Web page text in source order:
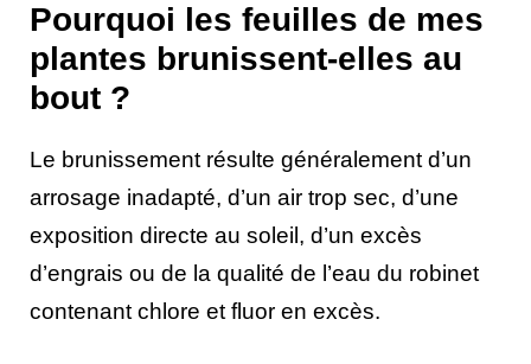
Pourquoi les feuilles de mes
plantes brunissent-elles au
bout ?
Le brunissement résulte généralement d’un
arrosage inadapté, d’un air trop sec, d’une
exposition directe au soleil, d’un excès
d’engrais ou de la qualité de l’eau du robinet
contenant chlore et fluor en excès.